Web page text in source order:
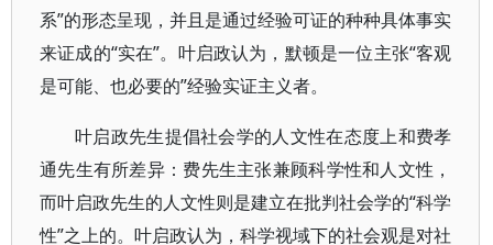
系”的形态呈现，并且是通过经验可证的种种具体事实
来证成的“实在”。叶启政认为，默顿是一位主张“客观
是可能、也必要的”经验实证主义者。
叶启政先生提倡社会学的人文性在态度上和费孝
通先生有所差异：费先生主张兼顾科学性和人文性，
而叶启政先生的人文性则是建立在批判社会学的“科学
性”之上的。叶启政认为，科学视域下的社会观是对社